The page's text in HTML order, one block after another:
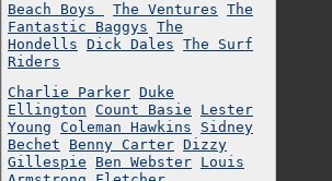
Beach Boys The Ventures The
Fantastic Baggys The
Hondells Dick Dales The Surf
Riders
Charlie Parker Duke
Ellington Count Basie
Lester
Young Coleman Hawkins
Sidney
Bechet
Benny Carter Dizzy
Gillespie
Ben Webster Louis